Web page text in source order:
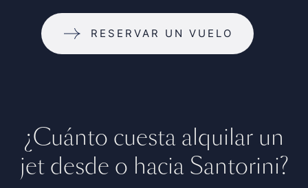
RESERVAR UN VUELO
¿Cuánto cuesta alquilar un
jet desde o hacia Santorini?